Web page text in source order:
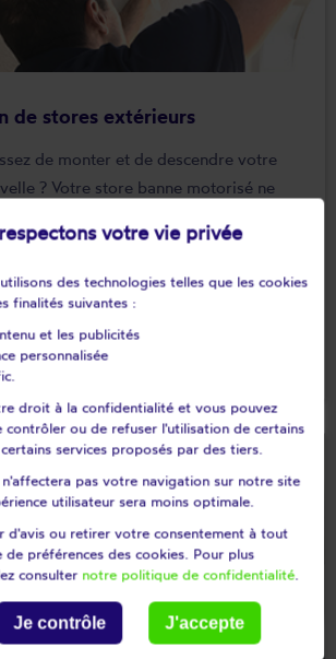
de stores extérieurs
de monter et de descendre votre
? Votre store banne motorisé ne
tout simplement moderniser votre
intervenants Repar'stores peuvent
solution adaptée à votre besoin.
votre vie privée
des technologies telles que les cookies
finalités suivantes :
et les publicités
personnalisée
droit à la confidentialité et vous pouvez
contrôler ou de refuser l'utilisation de certains
services proposés par des tiers.
n'affectera pas votre navigation sur notre site
utilisateur sera moins optimale.
d'avis ou retirer votre consentement à tout
de préférences des cookies. Pour plus
consulter notre politique de confidentialité.
Je contrôle J'accepte